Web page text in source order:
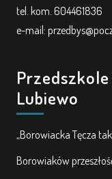
tel. kom. 604461836
e-mail:
Lubiewo
„Borowiacka Tęcza
Borowiaków